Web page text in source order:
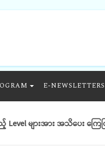
E-NEWSLETTERS
များအား အသိပေး ကြေငြ